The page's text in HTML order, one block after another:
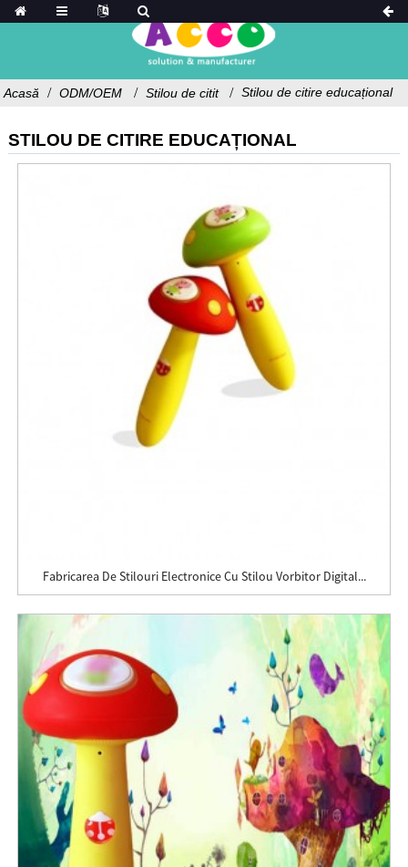
Acasă ODM/OEM Stilou de citit Stilou de citire educațional
STILOU DE CITIRE EDUCAȚIONAL
Fabricarea De Stilouri Electronice Cu Stilou Vorbitor Digital...